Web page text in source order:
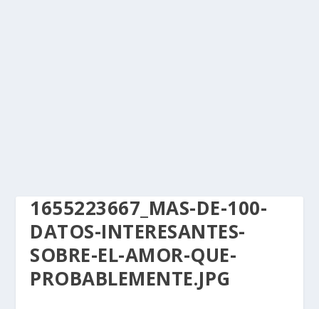
1655223667_MAS-DE-100-
DATOS-INTERESANTES-
SOBRE-EL-AMOR-QUE-
PROBABLEMENTE.JPG